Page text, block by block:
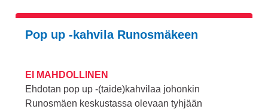
Pop up -kahvila Runosmäkeen
EI MAHDOLLINEN
Ehdotan pop up -(taide)kahvilaa johonkin
Runosmäen keskustassa olevaan tyhjään